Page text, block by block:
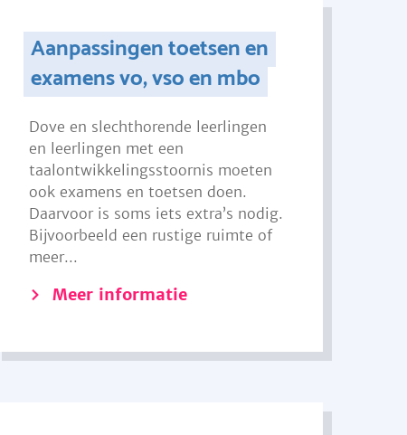
Aanpassingen toetsen en
examens vo, vso en mbo
Dove en slechthorende leerlingen
en leerlingen met een
taalontwikkelingsstoornis moeten
ook examens en toetsen doen.
Daarvoor is soms iets extra’s nodig.
Bijvoorbeeld een rustige ruimte of
meer...
Meer informatie